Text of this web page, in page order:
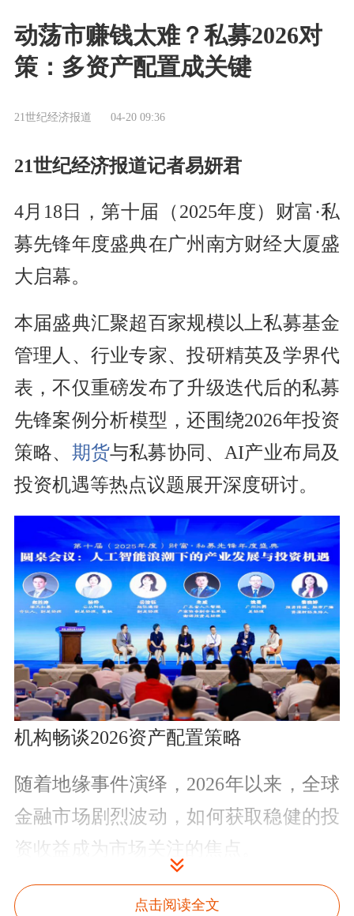
动荡市赚钱太难？私募2026对
策：多资产配置成关键
21世纪经济报道 04-20 09:36
21世纪经济报道记者易妍君
4月18日，第十届（2025年度）财富·私
募先锋年度盛典在广州南方财经大厦盛
大启幕。
本届盛典汇聚超百家规模以上私募基金
管理人、行业专家、投研精英及学界代
表，不仅重磅发布了升级迭代后的私募
先锋案例分析模型，还围绕2026年投资
策略、 期货与私募协同、AI产业布局及
投资机遇等热点议题展开深度研讨。
机构畅谈2026资产配置策略
随着地缘事件演绎，2026年以来，全球
金融市场剧烈波动，如何获取稳健的投
资收益成为市场关注的焦点。
广州康祺 资产管理中心总经理卞玉宝表
点击阅读全文